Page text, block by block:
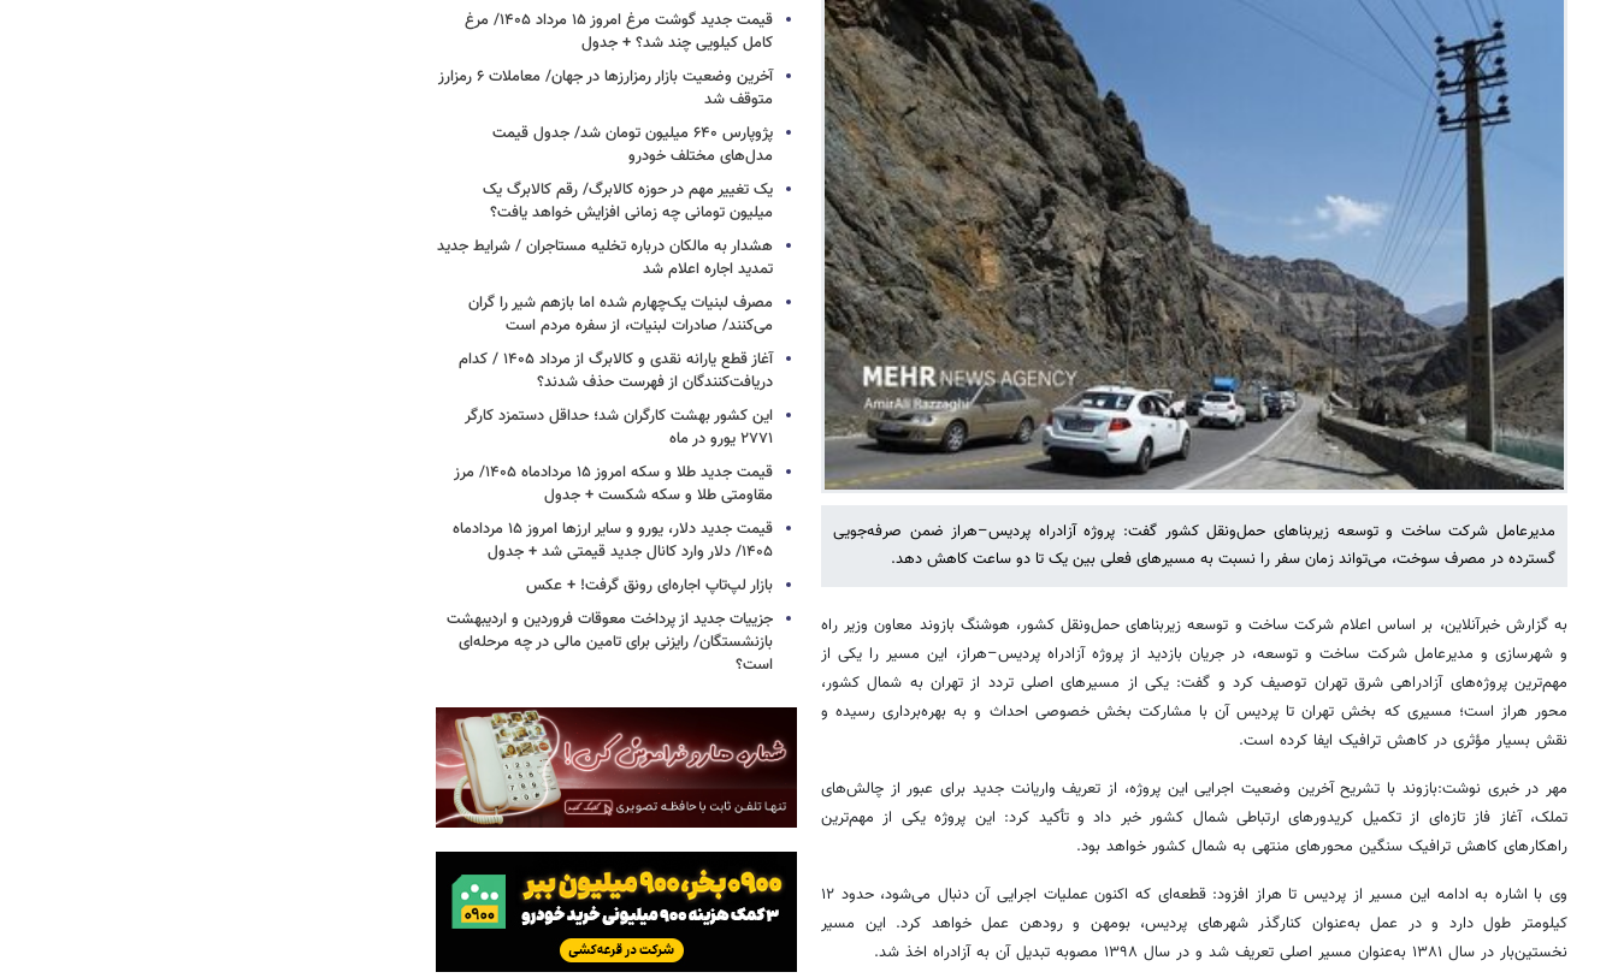
مدیرعامل شرکت ساخت و توسعه زیربناهای حمل‌ونقل کشور گفت: پروژه آزادراه پردیس–هراز ضمن صرفه‌جویی
گسترده در مصرف سوخت، می‌تواند زمان سفر را نسبت به مسیرهای فعلی بین یک تا دو ساعت کاهش دهد.
به گزارش خبرآنلاین، بر اساس اعلام شرکت ساخت و توسعه زیربناهای حمل‌ونقل کشور، هوشنگ بازوند معاون وزیر راه
و شهرسازی و مدیرعامل شرکت ساخت و توسعه، در جریان بازدید از پروژه آزادراه پردیس–هراز، این مسیر را یکی از
مهم‌ترین پروژه‌های آزادراهی شرق تهران توصیف کرد و گفت: یکی از مسیرهای اصلی تردد از تهران به شمال کشور،
محور هراز است؛ مسیری که بخش تهران تا پردیس آن با مشارکت بخش خصوصی احداث و به بهره‌برداری رسیده و
نقش بسیار مؤثری در کاهش ترافیک ایفا کرده است.
مهر در خبری نوشت:بازوند با تشریح آخرین وضعیت اجرایی این پروژه، از تعریف واریانت جدید برای عبور از چالش‌های
تملک، آغاز فاز تازه‌ای از تکمیل کریدورهای ارتباطی شمال کشور خبر داد و تأکید کرد: این پروژه یکی از مهم‌ترین
راهکارهای کاهش ترافیک سنگین محورهای منتهی به شمال کشور خواهد بود.
وی با اشاره به ادامه این مسیر از پردیس تا هراز افزود: قطعه‌ای که اکنون عملیات اجرایی آن دنبال می‌شود، حدود ۱۲
کیلومتر طول دارد و در عمل به‌عنوان کنارگذر شهرهای پردیس، بومهن و رودهن عمل خواهد کرد. این مسیر
نخستین‌بار در سال ۱۳۸۱ به‌عنوان مسیر اصلی تعریف شد و در سال ۱۳۹۸ مصوبه تبدیل آن به آزادراه اخذ شد.
قیمت جدید گوشت مرغ امروز ۱۵ مرداد ۱۴۰۵/ مرغ
کامل کیلویی چند شد؟ + جدول
آخرین وضعیت بازار رمزارزها در جهان/ معاملات ۶ رمزارز
متوقف شد
پژوپارس ۶۴۰ میلیون تومان شد/ جدول قیمت
مدل‌های مختلف خودرو
یک تغییر مهم در حوزه کالابرگ/ رقم کالابرگ یک
میلیون تومانی چه زمانی افزایش خواهد یافت؟
هشدار به مالکان درباره تخلیه مستاجران / شرایط جدید
تمدید اجاره اعلام شد
مصرف لبنیات یک‌چهارم شده اما بازهم شیر را گران
می‌کنند/ صادرات لبنیات، از سفره مردم است
آغاز قطع یارانه نقدی و کالابرگ از مرداد ۱۴۰۵ / کدام
دریافت‌کنندگان از فهرست حذف شدند؟
این کشور بهشت کارگران شد؛ حداقل دستمزد کارگر
۲۷۷۱ یورو در ماه
قیمت جدید طلا و سکه امروز ۱۵ مردادماه ۱۴۰۵/ مرز
مقاومتی طلا و سکه شکست + جدول
قیمت جدید دلار، یورو و سایر ارزها امروز ۱۵ مردادماه
۱۴۰۵/ دلار وارد کانال جدید قیمتی شد + جدول
بازار لپ‌تاپ اجاره‌ای رونق گرفت! + عکس
جزییات جدید از پرداخت معوقات فروردین و اردیبهشت
بازنشستگان/ رایزنی برای تامین مالی در چه مرحله‌ای
است؟